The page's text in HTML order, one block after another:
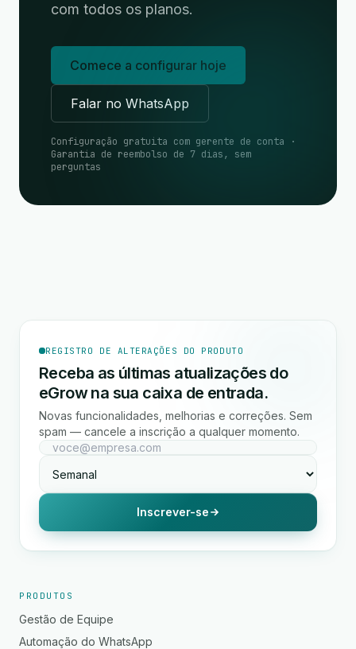
com todos os planos.
Comece a configurar hoje
Falar no WhatsApp
Configuração gratuita com gerente de conta ·
Garantia de reembolso de 7 dias, sem
perguntas
REGISTRO DE ALTERAÇÕES DO PRODUTO
Receba as últimas atualizações do
eGrow na sua caixa de entrada.
Novas funcionalidades, melhorias e correções. Sem
spam — cancele a inscrição a qualquer momento.
Inscrever-se
PRODUTOS
Gestão de Equipe
Automação do WhatsApp